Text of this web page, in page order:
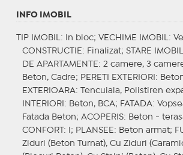
INFO IMOBIL
TIP IMOBIL : In bloc; VECHIME IMOBIL :
CONSTRUCTIE : Finalizat; STARE IMOBIL
DE APARTAMENTE : 2 camere, 3
Beton, Cadre; PERETI EXTERIORI :
EXTERIOARA: Tencuiala, Polistiren
INTERIORI : Beton, BCA; FATADA:
Fatada Beton; ACOPERIS: Beton -
CONFORT : I; PLANSEE : Beton armat;
Ziduri (Beton Turnat), Cu Ziduri